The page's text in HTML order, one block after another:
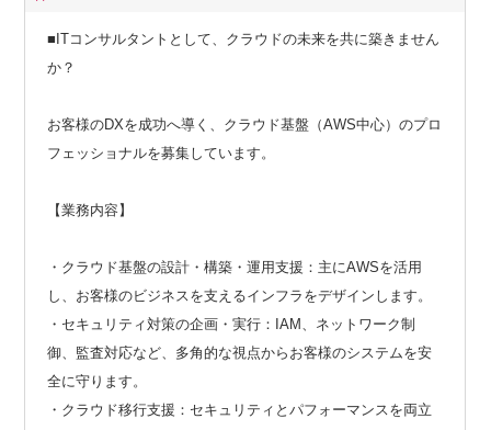
■ITコンサルタントとして、クラウドの未来を共に築きません
か？
お客様のDXを成功へ導く、クラウド基盤（AWS中心）のプロ
フェッショナルを募集しています。
【業務内容】
・クラウド基盤の設計・構築・運用支援：主にAWSを活用
し、お客様のビジネスを支えるインフラをデザインします。
・セキュリティ対策の企画・実行：IAM、ネットワーク制
御、監査対応など、多角的な視点からお客様のシステムを安
全に守ります。
・クラウド移行支援：セキュリティとパフォーマンスを両立